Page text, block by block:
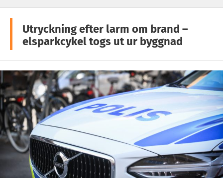
Utryckning efter larm om brand –
elsparkcykel togs ut ur byggnad